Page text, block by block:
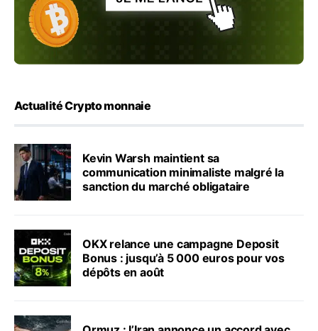
Actualité Crypto monnaie
Kevin Warsh maintient sa
communication minimaliste malgré la
sanction du marché obligataire
OKX relance une campagne Deposit
Bonus : jusqu’à 5 000 euros pour vos
dépôts en août